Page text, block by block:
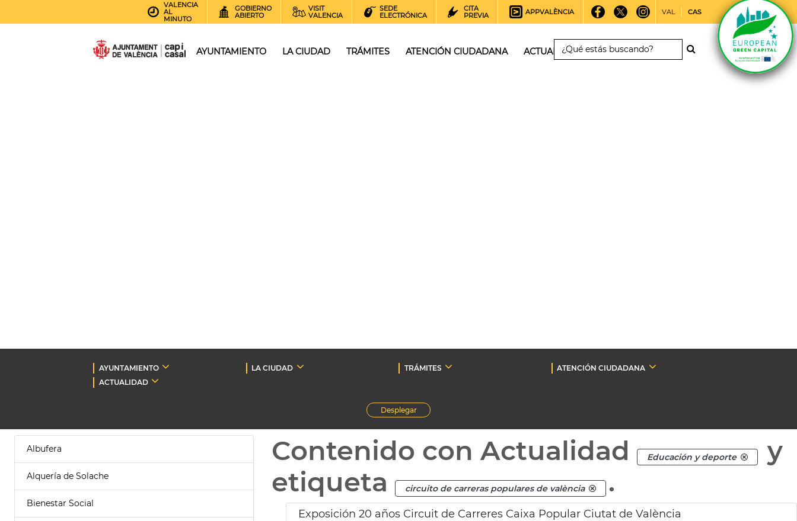
VALENCIA
AL
MINUTO
GOBIERNO
ABIERTO
VISIT
VALENCIA
SEDE
ELECTRÓNICA
CITA
PREVIA
APPVALÈNCIA VAL CAS
AYUNTAMIENTO LA CIUDAD TRÁMITES ATENCIÓN CIUDADANA ACTUALIDAD
AYUNTAMIENTO LA CIUDAD TRÁMITES
ATENCIÓN CIUDADANA
ACTUALIDAD
Desplegar
Albufera
Alquería de Solache
Bienestar Social
Contenido con Actualidad Educación y deporte
y
etiqueta
circuito de carreras populares de valència .
Exposición 20 años Circuit de Carreres Caixa Popular Ciutat de València